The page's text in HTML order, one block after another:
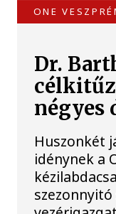
ONE
Dr.
négyes
Huszonkét
idénynek a